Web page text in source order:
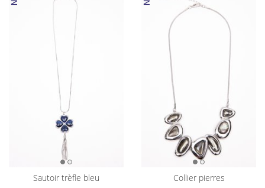
sautoir trèfle bleu
collier pierres